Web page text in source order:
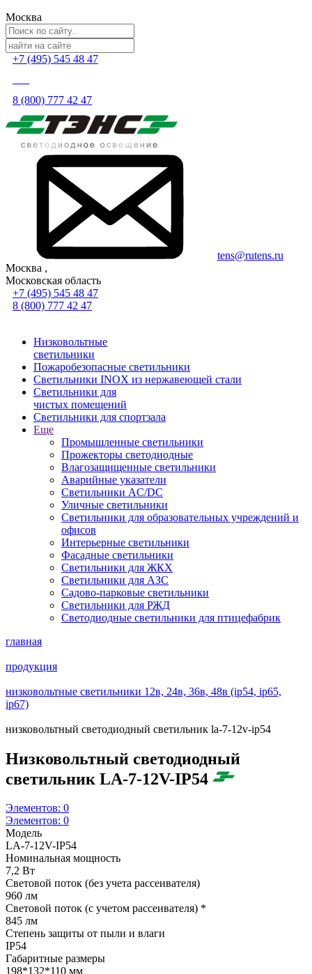
Москва
+7 (495) 545 48 47
8 (800) 777 42 47
tens@rutens.ru
Москва ,
Московская область
+7 (495) 545 48 47
8 (800) 777 42 47
Низковольтные
светильники
Пожаробезопасные светильники
Светильники INOX из нержавеющей стали
Светильники для
чистых помещений
Светильники для спортзала
Еще
Промышленные светильники
Прожекторы светодиодные
Влагозащищенные светильники
Аварийные указатели
Светильники AC/DC
Уличные светильники
Светильники для образовательных учреждений и
офисов
Интерьерные светильники
Фасадные светильники
Светильники для ЖКХ
Светильники для АЗС
Садово-парковые светильники
Светильники для РЖД
Светодиодные светильники для птицефабрик
главная
продукция
низковольтные светильники 12в, 24в, 36в, 48в (ip54, ip65,
ip67)
низковольтный светодиодный светильник la-7-12v-ip54
Низковольтный светодиодный
светильник LA-7-12V-IP54
Элементов: 0
Элементов: 0
Модель
LA-7-12V-IP54
Номинальная мощность
7,2 Вт
Световой поток (без учета рассеивателя)
960 лм
Световой поток (с учетом рассеивателя) *
845 лм
Степень защиты от пыли и влаги
IP54
Габаритные размеры
198*132*110 мм